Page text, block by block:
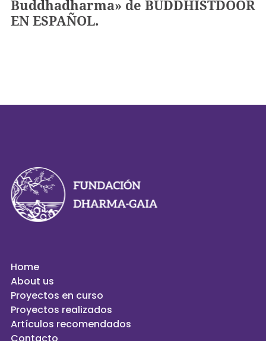
Buddhadharma» de BUDDHISTDOOR
EN ESPAÑOL.
Home
About us
Proyectos en curso
Proyectos realizados
Artículos recomendados
Contacto